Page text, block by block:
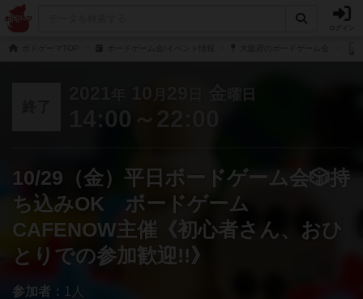
10 曜日
14:00～22:00
10/29（金）平日ボードゲーム会🎲持
ち込みOK ボードゲーム
CAFENOW主催《初心者さん、おひ
とりでの参加歓迎!!》
参加者： 1人